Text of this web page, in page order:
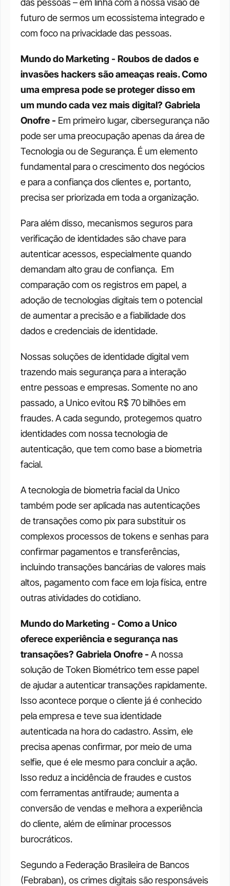
das pessoas – em linha com a nossa visão de
futuro de sermos um ecossistema integrado e
com foco na privacidade das pessoas.
Mundo do Marketing - Roubos de dados e
invasões hackers são ameaças reais. Como
uma empresa pode se proteger disso em
um mundo cada vez mais digital? Gabriela
Onofre - Em primeiro lugar, cibersegurança não
pode ser uma preocupação apenas da área de
Tecnologia ou de Segurança. É um elemento
fundamental para o crescimento dos negócios
e para a confiança dos clientes e, portanto,
precisa ser priorizada em toda a organização.
Para além disso, mecanismos seguros para
verificação de identidades são chave para
autenticar acessos, especialmente quando
demandam alto grau de confiança.  Em
comparação com os registros em papel, a
adoção de tecnologias digitais tem o potencial
de aumentar a precisão e a fiabilidade dos
dados e credenciais de identidade.
Nossas soluções de identidade digital vem
trazendo mais segurança para a interação
entre pessoas e empresas. Somente no ano
passado, a Unico evitou R$ 70 bilhões em
fraudes. A cada segundo, protegemos quatro
identidades com nossa tecnologia de
autenticação, que tem como base a biometria
facial.
A tecnologia de biometria facial da Unico
também pode ser aplicada nas autenticações
de transações como pix para substituir os
complexos processos de tokens e senhas para
confirmar pagamentos e transferências,
incluindo transações bancárias de valores mais
altos, pagamento com face em loja física, entre
outras atividades do cotidiano.
Mundo do Marketing - Como a Unico
oferece experiência e segurança nas
transações? Gabriela Onofre - A nossa
solução de Token Biométrico tem esse papel
de ajudar a autenticar transações rapidamente.
Isso acontece porque o cliente já é conhecido
pela empresa e teve sua identidade
autenticada na hora do cadastro. Assim, ele
precisa apenas confirmar, por meio de uma
selfie, que é ele mesmo para concluir a ação.
Isso reduz a incidência de fraudes e custos
com ferramentas antifraude; aumenta a
conversão de vendas e melhora a experiência
do cliente, além de eliminar processos
burocráticos.
Segundo a Federação Brasileira de Bancos
(Febraban), os crimes digitais são responsáveis